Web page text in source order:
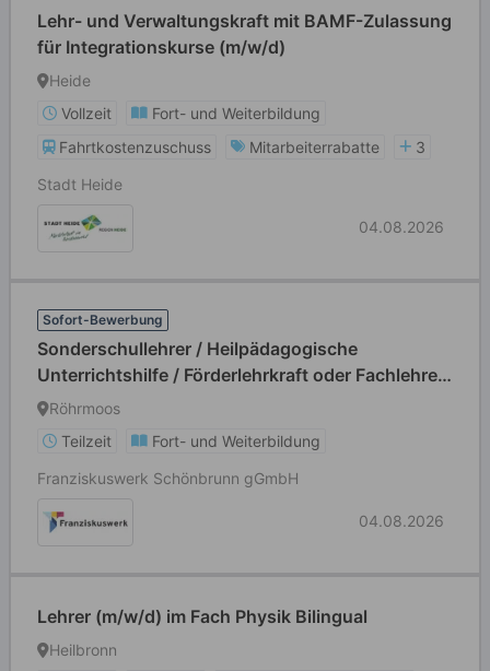
Lehr- und Verwaltungskraft mit BAMF-Zulassung
für Integrationskurse (m/w/d)
Heide
Vollzeit
Fort- und Weiterbildung
Fahrtkostenzuschuss
Mitarbeiterrabatte
3
Stadt Heide
04.08.2026
Sofort-Bewerbung
Sonderschullehrer / Heilpädagogische
Unterrichtshilfe / Förderlehrkraft oder Fachlehrer
(m/w/d)
Röhrmoos
Teilzeit
Fort- und Weiterbildung
Franziskuswerk Schönbrunn gGmbH
04.08.2026
Lehrer (m/w/d) im Fach Physik Bilingual
Heilbronn